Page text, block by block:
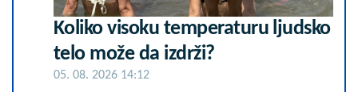
Koliko visoku temperaturu ljudsko
telo može da izdrži?
05. 08. 2026 14:12